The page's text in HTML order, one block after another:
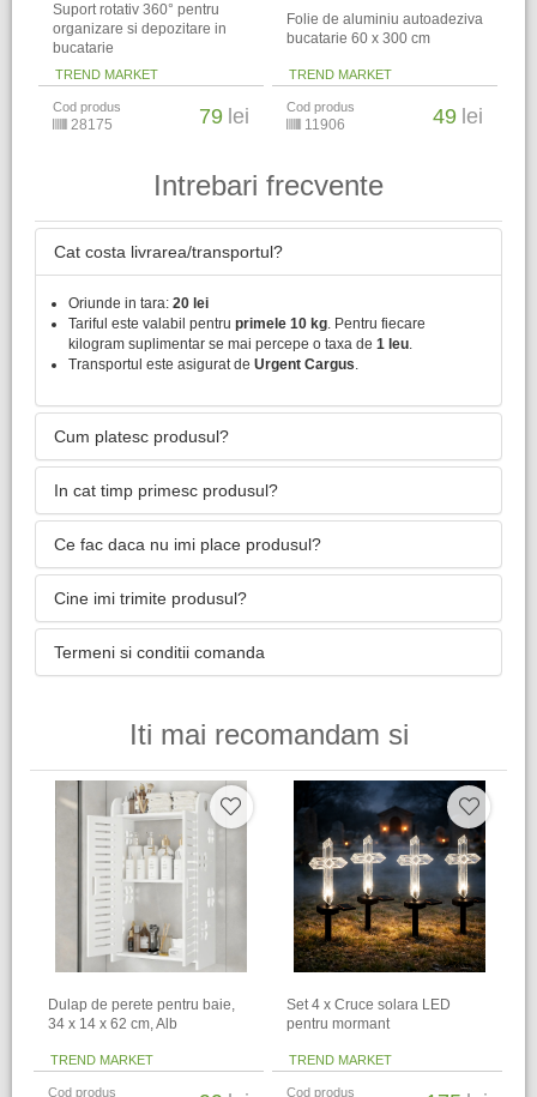
Suport rotativ 360° pentru
organizare si depozitare in
bucatarie
TREND MARKET
Cod produs
28175 79 lei
Folie de aluminiu autoadeziva
bucatarie 60 x 300 cm
TREND MARKET
Cod produs
11906 49 lei
Intrebari frecvente
Cat costa livrarea/transportul?
Oriunde in tara: 20 lei
Tariful este valabil pentru primele 10 kg . Pentru fiecare
kilogram suplimentar se mai percepe o taxa de 1 leu
Transportul este asigurat de Urgent Cargus
Cum platesc produsul?
In cat timp primesc produsul?
Ce fac daca nu imi place produsul?
Cine imi trimite produsul?
Termeni si conditii comanda
Iti mai recomandam si
Dulap de perete pentru baie,
34 x 14 x 62 cm​, Alb
TREND MARKET
Cod produs
Set 4 x Cruce solara LED
pentru mormant
TREND MARKET
Cod produs